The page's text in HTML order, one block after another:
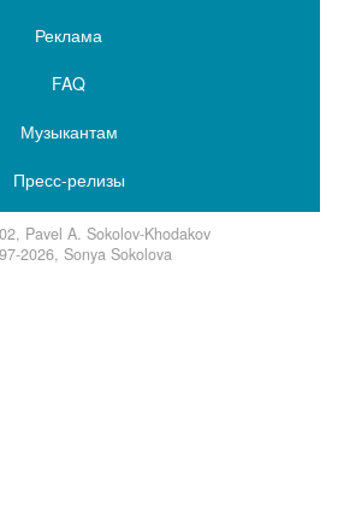
Реклама
FAQ
Музыкантам
Пресс-релизы
Pavel A. Sokolov-Khodakov
2026, Sonya Sokolova